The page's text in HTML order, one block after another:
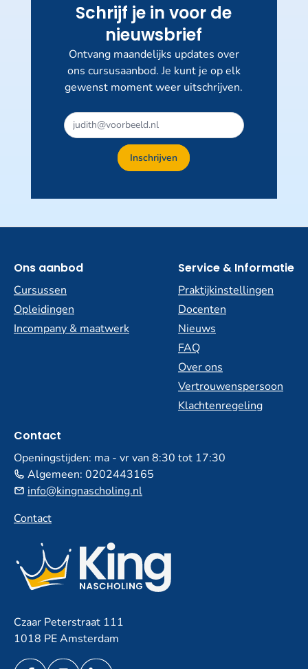
Schrijf je in voor de
nieuwsbrief
Ontvang maandelijks updates over
ons cursusaanbod. Je kunt je op elk
gewenst moment weer uitschrijven.
Inschrijven
Ons aanbod
Cursussen
Opleidingen
Incompany & maatwerk
Service & Informatie
Praktijkinstellingen
Docenten
Nieuws
FAQ
Over ons
Vertrouwenspersoon
Klachtenregeling
Contact
Openingstijden: ma - vr van 8:30 tot 17:30
Algemeen: 0202443165
info@kingnascholing.nl
Contact
Czaar Peterstraat 111
1018 PE Amsterdam